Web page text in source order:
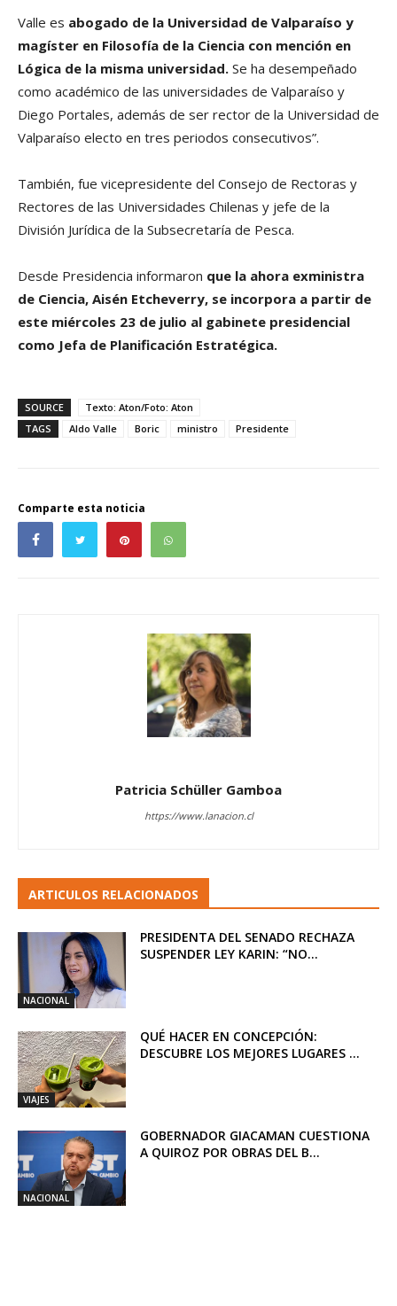
Valle es abogado de la Universidad de Valparaíso y
magíster en Filosofía de la Ciencia con mención en
Lógica de la misma universidad. Se ha desempeñado
como académico de las universidades de Valparaíso y
Diego Portales, además de ser rector de la Universidad de
Valparaíso electo en tres periodos consecutivos”.
También, fue vicepresidente del Consejo de Rectoras y
Rectores de las Universidades Chilenas y jefe de la
División Jurídica de la Subsecretaría de Pesca.
Desde Presidencia informaron que la ahora exministra
de Ciencia, Aisén Etcheverry, se incorpora a partir de
este miércoles 23 de julio al gabinete presidencial
como Jefa de Planificación Estratégica.
SOURCE
Texto: Aton/Foto: Aton
TAGS
Aldo Valle Boric ministro Presidente
Comparte esta noticia
Patricia Schüller Gamboa
https://www.lanacion.cl
ARTICULOS RELACIONADOS
NACIONAL
PRESIDENTA DEL SENADO RECHAZA
SUSPENDER LEY KARIN: “NO...
VIAJES
QUÉ HACER EN CONCEPCIÓN:
DESCUBRE LOS MEJORES LUGARES ...
NACIONAL
GOBERNADOR GIACAMAN CUESTIONA
A QUIROZ POR OBRAS DEL B...